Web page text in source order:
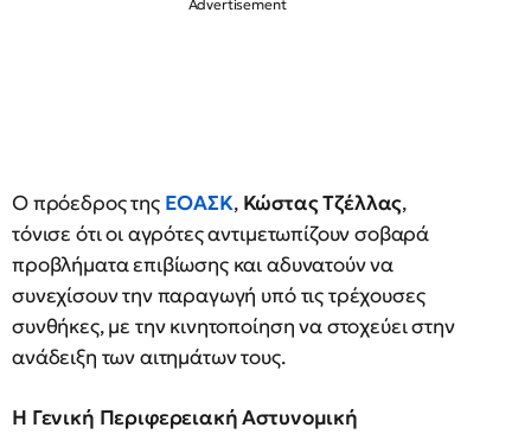
Ο πρόεδρος της ΕΟΑΣΚ, Κώστας Τζέλλας,
τόνισε ότι οι αγρότες αντιμετωπίζουν σοβαρά
προβλήματα επιβίωσης και αδυνατούν να
συνεχίσουν την παραγωγή υπό τις τρέχουσες
συνθήκες, με την κινητοποίηση να στοχεύει στην
ανάδειξη των αιτημάτων τους.
Η Γενική Περιφερειακή Αστυνομική